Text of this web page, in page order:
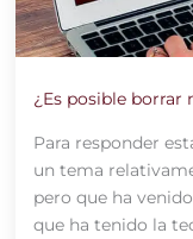
¿Es posible borrar
Para responder
un tema
pero que ha
que ha tenido la